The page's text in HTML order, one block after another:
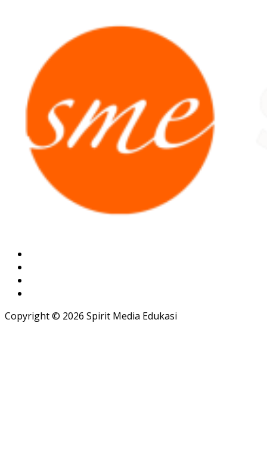
Copyright © 2026 Spirit Media Edukasi